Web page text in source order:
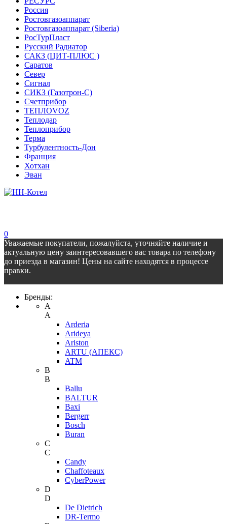
Россия
Ростовгазоаппарат
Ростовгазоаппарат (Siberia)
РосТурПласт
Русский Радиатор
САКЗ (ЦИТ-ПЛЮС )
Саратов
Север
Сигнал
СИКЗ (Газотрон-С)
Счетприбор
ТЕПЛОVOZ
Теплодар
Теплоприбор
Терма
Турбулентность-Дон
Франция
Хотхан
Эван
0
Уважаемые покупатели, пожалуйста, уточняйте наличие и
актуальную цену заинтересовавшего вас товара по телефону
до приезда в магазин! Цены на сайте находятся в процессе
правки.
Бренды:
A
A
Arderia
Arideya
Ariston
ARTU (АПЕКС)
ATM
B
B
Ballu
BALTUR
Baxi
Bergerr
Bosch
Buran
C
C
Candy
Chaffoteaux
CyberPower
D
D
De Dietrich
DR-Termo